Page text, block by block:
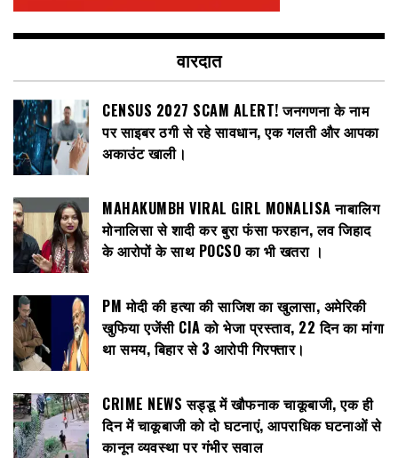
वारदात
CENSUS 2027 SCAM ALERT! जनगणना के नाम
पर साइबर ठगी से रहे सावधान, एक गलती और आपका
अकाउंट खाली।
MAHAKUMBH VIRAL GIRL MONALISA नाबालिग
मोनालिसा से शादी कर बुरा फंसा फरहान, लव जिहाद
के आरोपों के साथ POCSO का भी खतरा ।
PM मोदी की हत्या की साजिश का खुलासा, अमेरिकी
खुफिया एजेंसी CIA को भेजा प्रस्ताव, 22 दिन का मांगा
था समय, बिहार से 3 आरोपी गिरफ्तार।
CRIME NEWS सड्डू में खौफनाक चाकूबाजी, एक ही
दिन में चाकूबाजी को दो घटनाएं, आपराधिक घटनाओं से
कानून व्यवस्था पर गंभीर सवाल